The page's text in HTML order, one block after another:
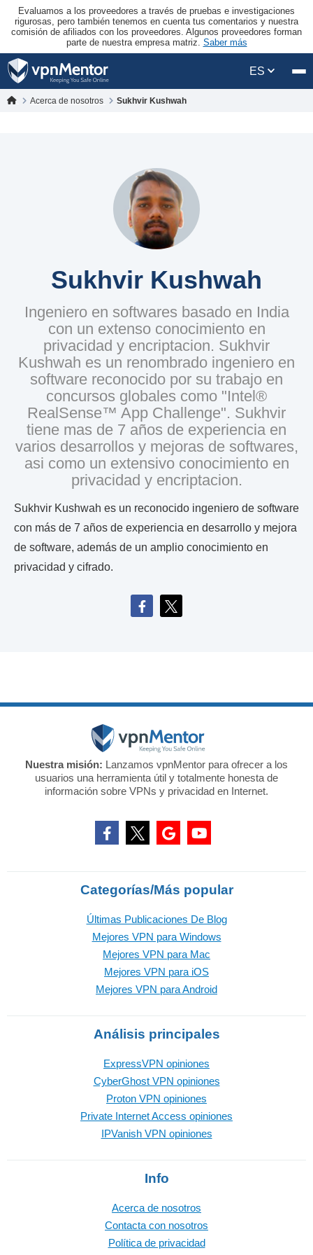
Evaluamos a los proveedores a través de pruebas e investigaciones
rigurosas, pero también tenemos en cuenta tus comentarios y nuestra
comisión de afiliados con los proveedores. Algunos proveedores forman
parte de nuestra empresa matriz. Saber más
ES
Acerca de nosotros Sukhvir Kushwah
Sukhvir Kushwah
Ingeniero en softwares basado en India
con un extenso conocimiento en
privacidad y encriptacion. Sukhvir
Kushwah es un renombrado ingeniero en
software reconocido por su trabajo en
concursos globales como "Intel®
RealSense™ App Challenge". Sukhvir
tiene mas de 7 años de experiencia en
varios desarrollos y mejoras de softwares,
asi como un extensivo conocimiento en
privacidad y encriptacion.
Sukhvir Kushwah es un reconocido ingeniero de software
con más de 7 años de experiencia en desarrollo y mejora
de software, además de un amplio conocimiento en
privacidad y cifrado.
Nuestra misión: Lanzamos vpnMentor para ofrecer a los
usuarios una herramienta útil y totalmente honesta de
información sobre VPNs y privacidad en Internet.
Categorías/Más popular
Últimas Publicaciones De Blog
Mejores VPN para Windows
Mejores VPN para Mac
Mejores VPN para iOS
Mejores VPN para Android
Análisis principales
ExpressVPN opiniones
CyberGhost VPN opiniones
Proton VPN opiniones
Private Internet Access opiniones
IPVanish VPN opiniones
Info
Acerca de nosotros
Contacta con nosotros
Política de privacidad